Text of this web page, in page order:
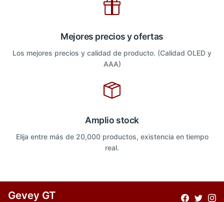
Mejores precios y ofertas
Los mejores precios y calidad de producto. (Calidad OLED y
AAA)
Amplio stock
Elija entre más de 20,000 productos, existencia en tiempo
real.
Gevey GT